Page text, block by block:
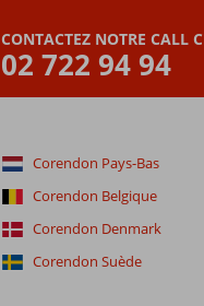
CONTACTEZ NOTRE CALL
02 722 94 94
Corendon Pays-Bas
Corendon Belgique
Corendon Denmark
Corendon Suède